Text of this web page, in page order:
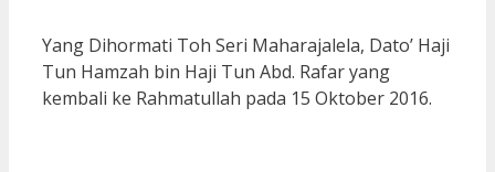
Yang Dihormati Toh Seri Maharajalela, Dato’ Haji
Tun Hamzah bin Haji Tun Abd. Rafar yang
kembali ke Rahmatullah pada 15 Oktober 2016.